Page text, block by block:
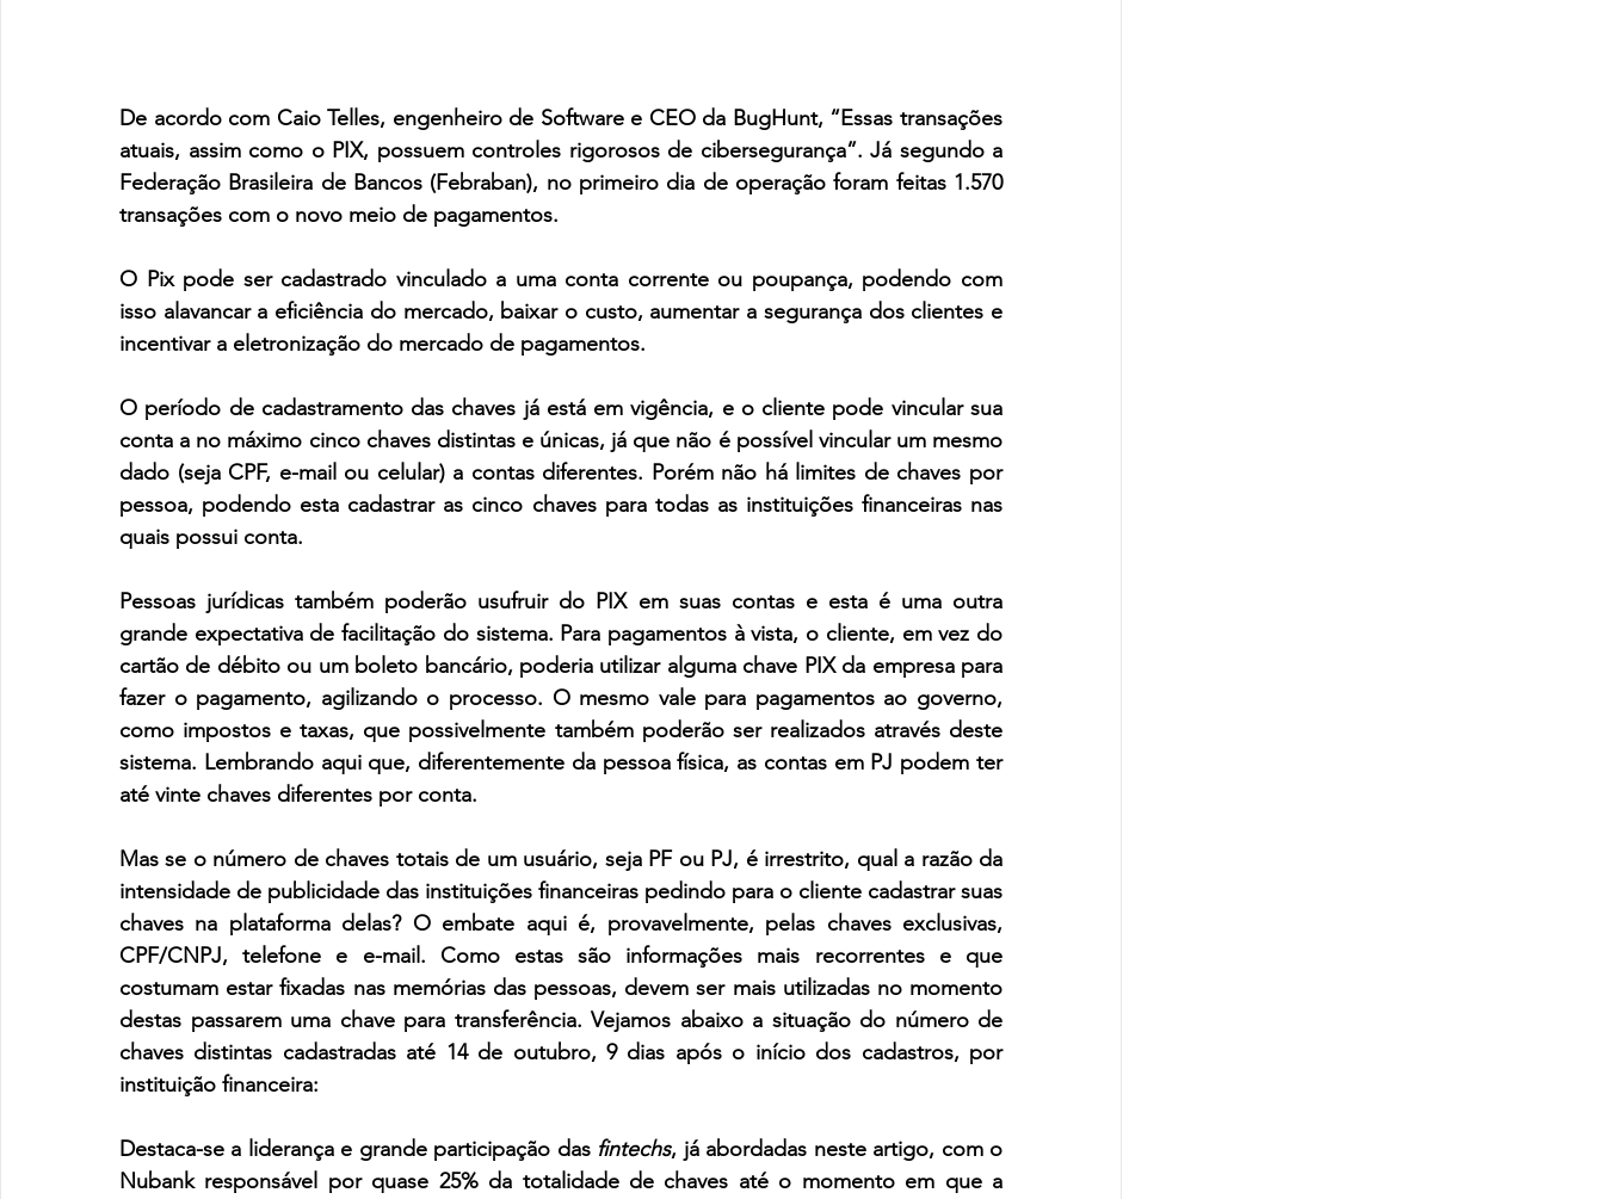
De acordo com Caio Telles, engenheiro de Software e CEO da BugHunt, “Essas transações
atuais, assim como o PIX, possuem controles rigorosos de cibersegurança”. Já segundo a
Federação Brasileira de Bancos (Febraban), no primeiro dia de operação foram feitas 1.570
transações com o novo meio de pagamentos.
O Pix pode ser cadastrado vinculado a uma conta corrente ou poupança, podendo com
isso alavancar a eficiência do mercado, baixar o custo, aumentar a segurança dos clientes e
incentivar a eletronização do mercado de pagamentos.
O período de cadastramento das chaves já está em vigência, e o cliente pode vincular sua
conta a no máximo cinco chaves distintas e únicas, já que não é possível vincular um mesmo
dado (seja CPF, e-mail ou celular) a contas diferentes. Porém não há limites de chaves por
pessoa, podendo esta cadastrar as cinco chaves para todas as instituições financeiras nas
quais possui conta.
Pessoas jurídicas também poderão usufruir do PIX em suas contas e esta é uma outra
grande expectativa de facilitação do sistema. Para pagamentos à vista, o cliente, em vez do
cartão de débito ou um boleto bancário, poderia utilizar alguma chave PIX da empresa para
fazer o pagamento, agilizando o processo. O mesmo vale para pagamentos ao governo,
como impostos e taxas, que possivelmente também poderão ser realizados através deste
sistema. Lembrando aqui que, diferentemente da pessoa física, as contas em PJ podem ter
até vinte chaves diferentes por conta.
Mas se o número de chaves totais de um usuário, seja PF ou PJ, é irrestrito, qual a razão da
intensidade de publicidade das instituições financeiras pedindo para o cliente cadastrar suas
chaves na plataforma delas? O embate aqui é, provavelmente, pelas chaves exclusivas,
CPF/CNPJ, telefone e e-mail. Como estas são informações mais recorrentes e que
costumam estar fixadas nas memórias das pessoas, devem ser mais utilizadas no momento
destas passarem uma chave para transferência. Vejamos abaixo a situação do número de
chaves distintas cadastradas até 14 de outubro, 9 dias após o início dos cadastros, por
instituição financeira:
Destaca-se a liderança e grande participação das fintechs, já abordadas neste artigo, com o
Nubank responsável por quase 25% da totalidade de chaves até o momento em que a